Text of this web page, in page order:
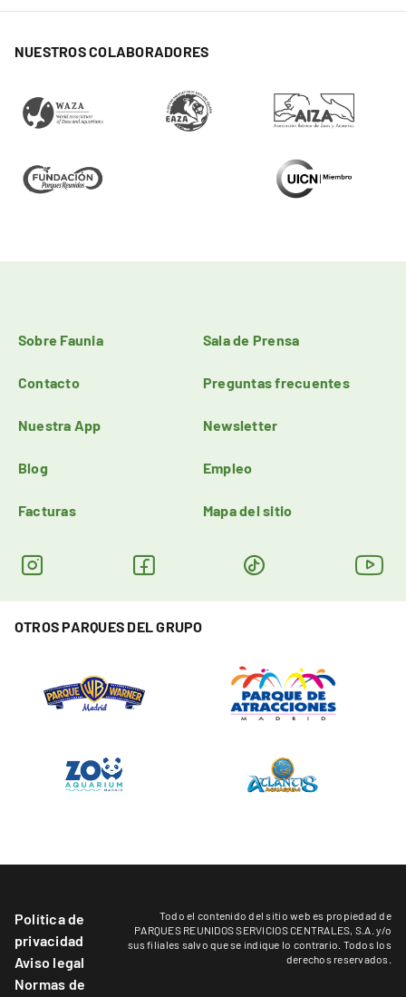
NUESTROS COLABORADORES
Sobre Faunia Sala de Prensa
Contacto Preguntas frecuentes
Nuestra App Newsletter
Blog Empleo
Facturas Mapa del sitio
OTROS PARQUES DEL GRUPO
Política de
privacidad
Aviso legal
Normas de
Todo el contenido del sitio web es propiedad de
PARQUES REUNIDOS SERVICIOS CENTRALES, S.A. y/o
sus filiales salvo que se indique lo contrario. Todos los
derechos reservados.